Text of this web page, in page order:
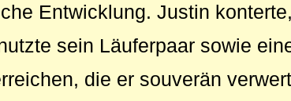
Entwicklung. Justin
sein Läuferpaar sowie
die er souverän